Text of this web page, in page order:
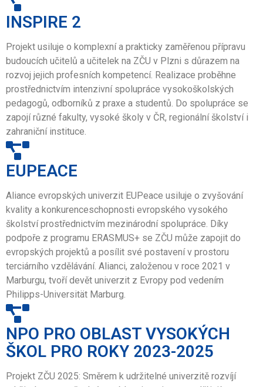
INSPIRE 2
Projekt usiluje o komplexní a prakticky zaměřenou přípravu
budoucích učitelů a učitelek na ZČU v Plzni s důrazem na
rozvoj jejich profesních kompetencí. Realizace proběhne
prostřednictvím intenzivní spolupráce vysokoškolských
pedagogů, odborníků z praxe a studentů. Do spolupráce se
zapojí různé fakulty, vysoké školy v ČR, regionální školství i
zahraniční instituce.
EUPEACE
Aliance evropských univerzit EUPeace usiluje o zvyšování
kvality a konkurenceschopnosti evropského vysokého
školství prostřednictvím mezinárodní spolupráce. Díky
podpoře z programu ERASMUS+ se ZČU může zapojit do
evropských projektů a posílit své postavení v prostoru
terciárního vzdělávání. Alianci, založenou v roce 2021 v
Marburgu, tvoří devět univerzit z Evropy pod vedením
Philipps-Universität Marburg.
NPO PRO OBLAST VYSOKÝCH
ŠKOL PRO ROKY 2023-2025
Projekt ZČU 2025: Směrem k udržitelné univerzitě rozvíjí